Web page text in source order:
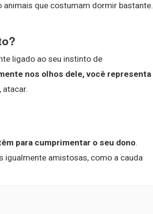
animais que costumam dormir bastante.
ligado ao seu instinto de
nos olhos dele, você representa
atacar.
para cumprimentar o seu dono.
igualmente amistosas, como a cauda